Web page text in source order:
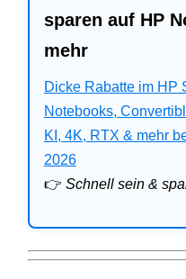
Business
Angebote
Bitdefender
Ratgeber
sparen auf HP
mehr
Dicke Rabatte im HP
Notebooks,
KI, 4K, RTX & mehr
2026
👉 Schnell sein &